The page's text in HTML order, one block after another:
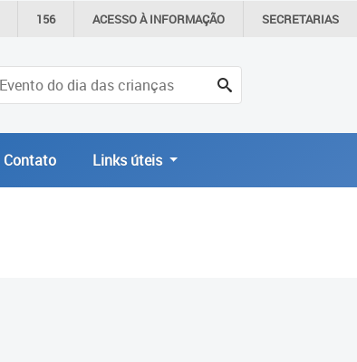
156 ACESSO ÀINFORMAÇÃO SECRETARIAS
Contato Links úteis